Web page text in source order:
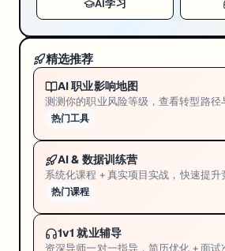
AI学习
精选推荐
AI 职业影响地图
测测你的职业风险等级，查看转型路径
热门工具
AI & 数据训练营
系统化课程 + 真实项目实战，快速提升
热门课程
1v1 就业辅导
资深导师一对一指导，简历优化 + 面试